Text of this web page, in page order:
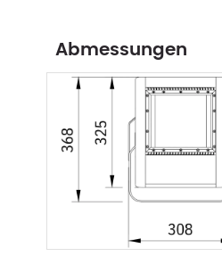
Abmessungen